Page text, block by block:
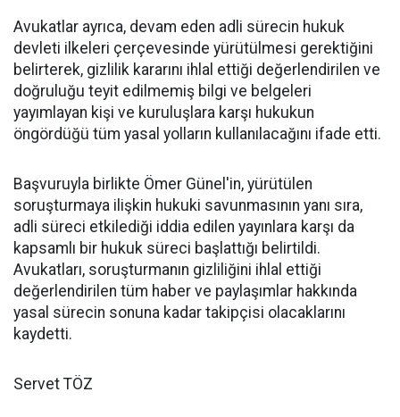
Avukatlar ayrıca, devam eden adli sürecin hukuk
devleti ilkeleri çerçevesinde yürütülmesi gerektiğini
belirterek, gizlilik kararını ihlal ettiği değerlendirilen ve
doğruluğu teyit edilmemiş bilgi ve belgeleri
yayımlayan kişi ve kuruluşlara karşı hukukun
öngördüğü tüm yasal yolların kullanılacağını ifade etti.
Başvuruyla birlikte Ömer Günel'in, yürütülen
soruşturmaya ilişkin hukuki savunmasının yanı sıra,
adli süreci etkilediği iddia edilen yayınlara karşı da
kapsamlı bir hukuk süreci başlattığı belirtildi.
Avukatları, soruşturmanın gizliliğini ihlal ettiği
değerlendirilen tüm haber ve paylaşımlar hakkında
yasal sürecin sonuna kadar takipçisi olacaklarını
kaydetti.
Servet TÖZ